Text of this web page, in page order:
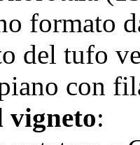
formato
del tufo
con
vigneto: